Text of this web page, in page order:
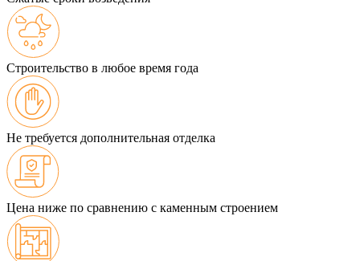
Строительство в любое время года
Не требуется дополнительная отделка
Цена ниже по сравнению с каменным строением